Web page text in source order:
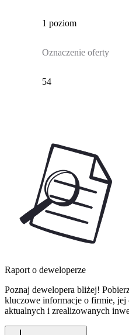
1 poziom
Oznaczenie oferty
54
Raport o deweloperze
Poznaj dewelopera bliżej!
kluczowe informacje o firmie, jej
aktualnych i zrealizowanych